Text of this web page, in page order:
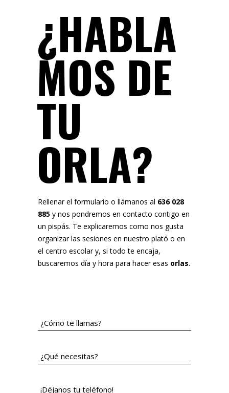
¿HABLA
MOS DE
TU
ORLA?
Rellenar el formulario o llámanos al 636 028
885 y nos pondremos en contacto contigo en
un pispás. Te explicaremos como nos gusta
organizar las sesiones en nuestro plató o en
el centro escolar y, si todo te encaja,
buscaremos día y hora para hacer esas orlas.